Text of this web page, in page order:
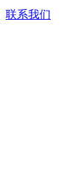
联系我们